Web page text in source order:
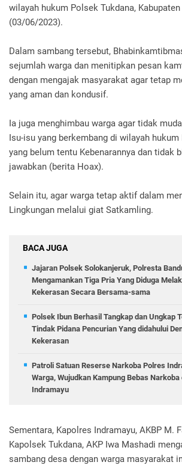
wilayah hukum Polsek Tukdana,
(03/06/2023).
Dalam sambang tersebut,
sejumlah warga dan menitipkan pesan
dengan mengajak masyarakat agar tetap
yang aman dan kondusif.
Ia juga menghimbau warga agar tidak
Isu-isu yang berkembang di wilayah
yang belum tentu Kebenarannya dan tidak
jawabkan (berita Hoax).
Selain itu, agar warga tetap aktif dalam
Lingkungan melalui giat Satkamling.
BACA JUGA
Jajaran Polsek Solokanjeruk, Polresta
Mengamankan Tiga Pria Yang Diduga
Kekerasan Secara Bersama-sama
Polsek Ibun Berhasil Tangkap dan Ungkap
Tindak Pidana Pencurian Yang didahului
Kekerasan
Patroli Satuan Reserse Narkoba Polres
Warga, Wujudkan Kampung Bebas
Indramayu
Sementara, Kapolres Indramayu, AKBP M.
Kapolsek Tukdana, AKP Iwa Mashadi
sambang desa dengan warga masyarakat